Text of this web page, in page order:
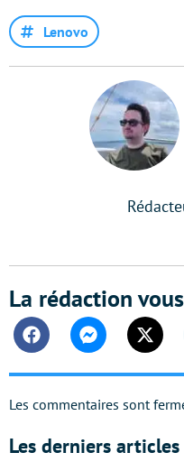
Lenovo
La rédaction
FacebookMessenger
Les commentaires sont
Les derniers articles